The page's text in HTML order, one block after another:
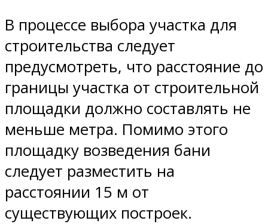
В процессе выбора участка для
строительства следует
предусмотреть, что расстояние до
границы участка от строительной
площадки должно составлять не
меньше метра. Помимо этого
площадку возведения бани
следует разместить на
расстоянии 15 м от
существующих построек.